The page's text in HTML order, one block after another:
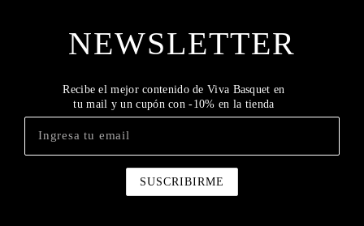
NEWSLETTER
Recibe el mejor contenido de Viva Basquet en
tu mail y un cupón con -10% en la tienda